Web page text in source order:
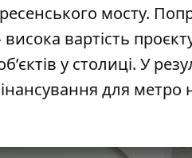
мосту.
вартість
у столиці. У
для метро